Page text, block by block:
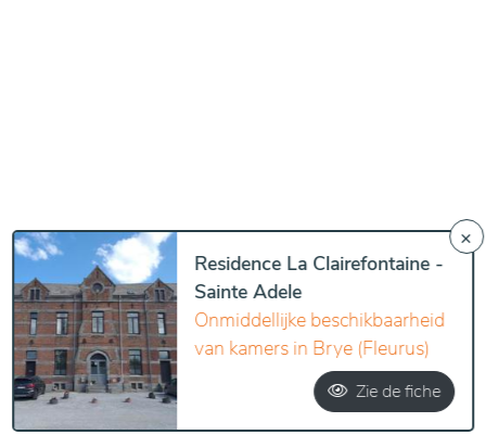
×
Residence La Clairefontaine -
Sainte Adele
Onmiddellijke beschikbaarheid
van kamers in Brye (Fleurus)
Zie de fiche